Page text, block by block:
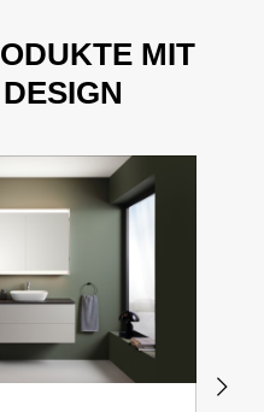
MIT